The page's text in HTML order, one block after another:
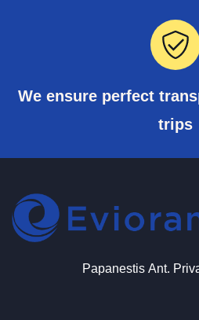
We ensure perfect
trips
Papanestis Αnt.